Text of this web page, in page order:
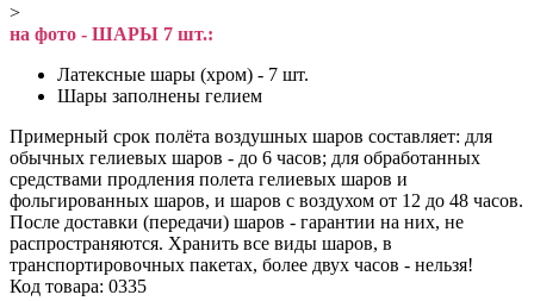
>
на фото - ШАРЫ 7 шт.:
Латексные шары (хром) - 7 шт.
Шары заполнены гелием
Примерный срок полёта воздушных шаров составляет: для
обычных гелиевых шаров - до 6 часов; для обработанных
средствами продления полета гелиевых шаров и
фольгированных шаров, и шаров с воздухом от 12 до 48 часов.
После доставки (передачи) шаров - гарантии на них, не
распространяются. Хранить все виды шаров, в
транспортировочных пакетах, более двух часов - нельзя!
Код товара: 0335